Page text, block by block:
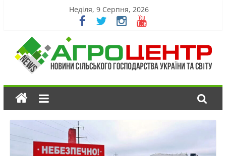
Неділя, 9 Серпня, 2026